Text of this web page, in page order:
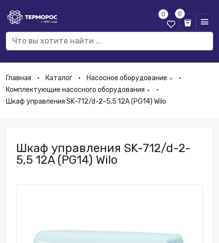
0 0
Главная Каталог
Насосное оборудование
Комплектующие насосного оборудования
Шкаф управления SK-712/d-2-5,5 12A (PG14) Wilo
Шкаф управления SK-712/d-2-
5,5 12A (PG14) Wilo